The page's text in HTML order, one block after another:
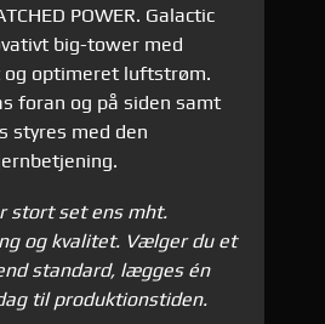
POWER. Galactic
big-tower med
optimeret luftstrøm.
foran og på siden samt
styres med den
stort set ens mht.
og kvalitet. Vælger du et
standard, lægges én
til produktionstiden.